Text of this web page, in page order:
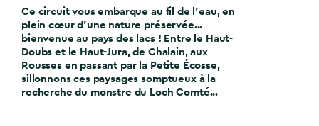
Ce circuit vous embarque au fil de l'eau, en
plein cœur d’une nature préservée...
bienvenue au pays des lacs ! Entre le Haut-
Doubs et le Haut-Jura, de Chalain, aux
Rousses en passant par la Petite Écosse,
sillonnons ces paysages somptueux à la
recherche du monstre du Loch Comté...